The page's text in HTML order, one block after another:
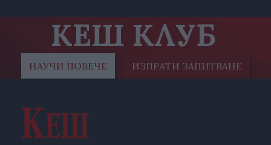
КЕШ КЛУБ
НАУЧИ ПОВЕЧЕ ИЗПРАТИ ЗАПИТВАНЕ